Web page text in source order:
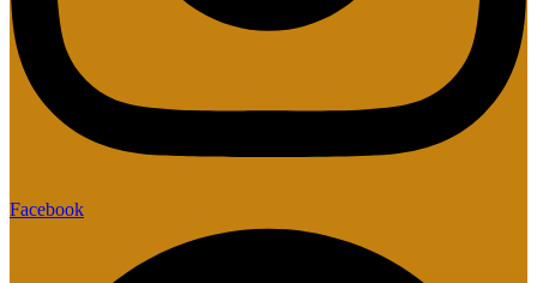
Facebook